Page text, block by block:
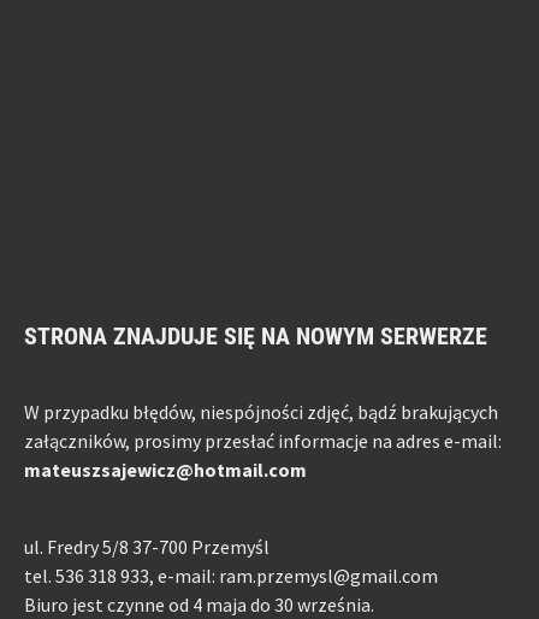
STRONA ZNAJDUJE SIĘ NA NOWYM SERWERZE
W przypadku błędów, niespójności zdjęć, bądź brakujących
załączników, prosimy przesłać informacje na adres e-mail:
mateuszsajewicz@hotmail.com
ul. Fredry 5/8 37-700 Przemyśl
tel. 536 318 933, e-mail: ram.przemysl@gmail.com
Biuro jest czynne od 4 maja do 30 września.